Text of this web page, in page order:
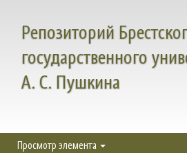
Репозиторий
государственного
А. С. Пушкина
Просмотр элемента